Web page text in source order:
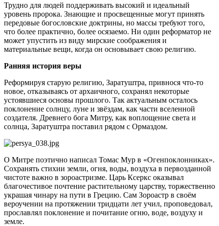
Трудно для людей поддерживать высокий и идеальный
уровень пророка. Знающие и просвещенные могут принять
передовые богословские доктрины, но массы требуют того,
что более практично, более осязаемо. Ни один реформатор не
может упустить из виду мирские соображения и
материальные вещи, когда он основывает свою религию.
Ранняя история веры
Реформируя старую религию, Заратуштра, привнося что-то
новое, отказываясь от архаичного, сохранял некоторые
устоявшиеся основы прошлого. Так актуальным осталось
поклонение солнцу, луне и звёздам, как части вселенной
создателя. Древнего бога Митру, как воплощение света и
солнца, Заратуштра поставил рядом с Ормаздом.
О Митре поэтично написал Томас Мур в «Огенпоклонниках».
Сохранять стихии земли, огня, воды, воздуха в первозданной
чистоте важно в зороастризме. Царь Ксеркс оказывал
благочестивое почтение растительному царству, торжественно
украшая чинару на пути в Грецию. Сам Зороастр в своём
вероучении на протяжении тридцати лет учил, проповедовал,
прославлял поклонение и почитание огню, воде, воздуху и
земле.